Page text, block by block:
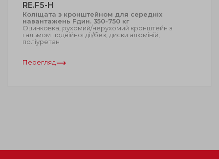
RE.F5-H
Коліщата з кронштейном для середніх
навантажень Fдин. 350-750 кг
Оцинковка, рухомий/нерухомий кронштейн з
гальмом подвійної дії/без, диски алюміній,
поліуретан
Перегляд